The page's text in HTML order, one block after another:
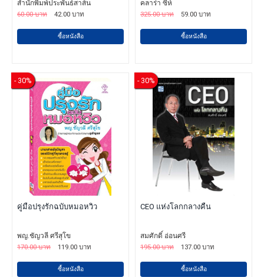
สำนักพิมพ์ประพันธ์สาส์น
60.00 บาท
42.00 บาท
ซื้อหนังสือ
คลาร่า ซีห์
325.00 บาท
59.00 บาท
ซื้อหนังสือ
- 30%
คู่มือปรุงรักฉบับหมอหวิว
พญ.ชัญวลี ศรีสุโข
170.00 บาท
119.00 บาท
ซื้อหนังสือ
- 30%
CEO แห่งโลกกลางคืน
สมศักดิ์ อ่อนศรี
195.00 บาท
137.00 บาท
ซื้อหนังสือ